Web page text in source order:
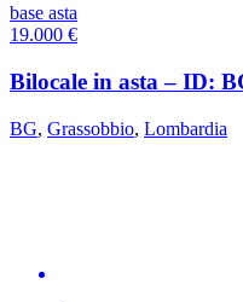
base asta
19.000 €
Bilocale in asta – ID:
BG, Grassobbio, Lombardia